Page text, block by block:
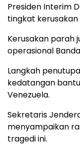
Presiden Interim
tingkat kerusakan
Kerusakan parah
operasional
Langkah
kedatangan
Venezuela.
Sekretaris
menyampaikan
tragedi ini.